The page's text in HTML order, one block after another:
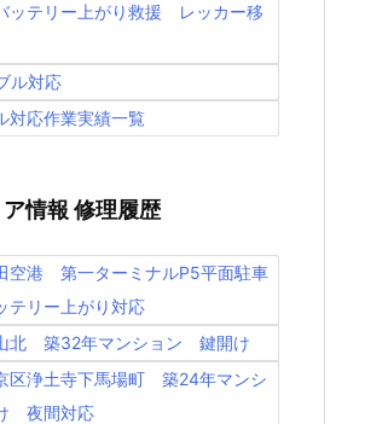
ッテリー上がり救援 レッカー移
ル対応
対応作業実績一覧
情報 修理履歴
空港 第一ターミナルP5平面駐車
リー上がり対応
北 築32年マンション 鍵開け
区浄土寺下馬場町 築24年マンシ
夜間対応